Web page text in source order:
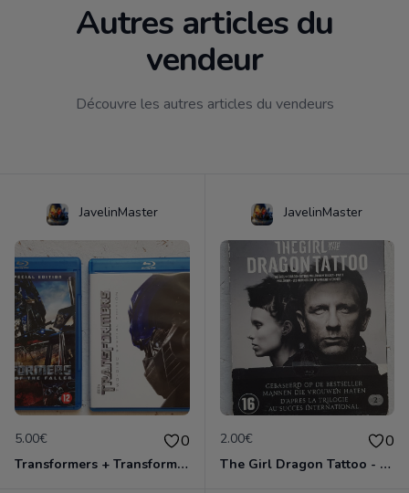
Autres articles du
vendeur
Découvre les autres articles du vendeurs
JavelinMaster
5.00€ 0
Transformers + Transformers 2 : La Revanche
JavelinMaster
2.00€ 0
The Girl Dragon Tattoo - Blu-Ray